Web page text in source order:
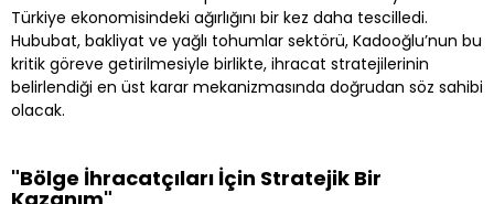
Türkiye ekonomisindeki ağırlığını bir kez daha tescilledi.
Hububat, bakliyat ve yağlı tohumlar sektörü, Kadooğlu’nun bu
kritik göreve getirilmesiyle birlikte, ihracat stratejilerinin
belirlendiği en üst karar mekanizmasında doğrudan söz sahibi
olacak.
"Bölge İhracatçıları İçin Stratejik Bir